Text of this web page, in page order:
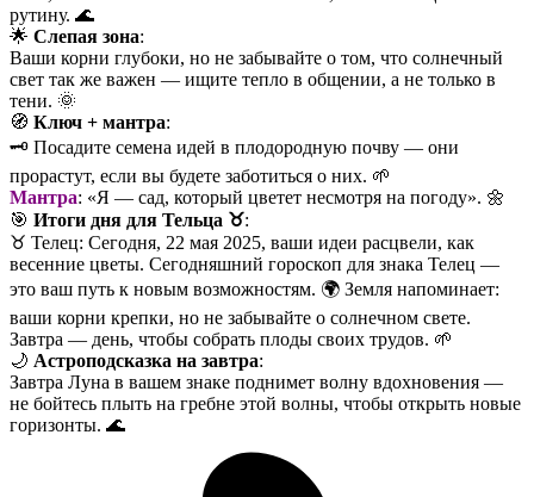
рутину. 🌊
🌟 Слепая зона:
Ваши корни глубоки, но не забывайте о том, что солнечный
свет так же важен — ищите тепло в общении, а не только в
тени. 🌞
🧭 Ключ + мантра:
🗝️ Посадите семена идей в плодородную почву — они
прорастут, если вы будете заботиться о них. 🌱
Мантра: «Я — сад, который цветет несмотря на погоду». 🌼
🎯 Итоги дня для Тельца ♉️:
♉️ Телец: Сегодня, 22 мая 2025, ваши идеи расцвели, как
весенние цветы. Сегодняшний гороскоп для знака Телец —
это ваш путь к новым возможностям. 🌍 Земля напоминает:
ваши корни крепки, но не забывайте о солнечном свете.
Завтра — день, чтобы собрать плоды своих трудов. 🌱
🌙 Астроподсказка на завтра:
Завтра Луна в вашем знаке поднимет волну вдохновения —
не бойтесь плыть на гребне этой волны, чтобы открыть новые
горизонты. 🌊